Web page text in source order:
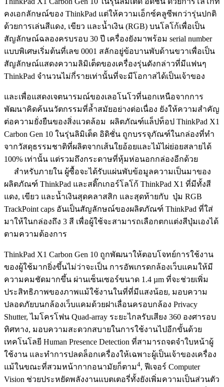
คงเอกลักษณ์ของ ThinkPad แต่ให้ความเอ็กซ์คลูซีพกว่ารุ่นปกติ
ด้วยการเล่นสีแดง, เขียว และน้ำเงิน (RGB) บนโลโก้เพื่อเป็น
สัญลักษณ์ฉลองครบรอบ 30 ปี เครื่องยังมาพร้อม serial number
แบบพิเศษเริ่มต้นที่เลข 0001 สลักอยู่ข้อบานพับด้านขวาเพื่อเป็น
สัญลักษณ์แสดงความลิมิเต็ดของเครื่องรุ่นดังกล่าวที่มีแฟนๆ
ThinkPad จำนวนไม่กี่รายเท่านั้นที่จะมีโอกาสได้เป็นเจ้าของ
และเพื่อแสดงเจตนารมณ์ของเลอโนโวที่นอกเหนือจากการ
พัฒนาคิดค้นนวัตกรรมที่ล้ำสมัยอย่างต่อเนื่อง ยังให้ความสำคัญ
ต่อความยั่งยืนของสิ่งแวดล้อม ผลิตภัณฑ์แล็ปท็อป ThinkPad X1
Carbon Gen 10 ในรุ่นลิมิเต็ด อิดิชั่น ถูกบรรจุภัณฑ์ในกล่องที่ทำ
จากวัสดุธรรมชาติที่ผลิตจากเส้นใยอ้อยและไม้ไผ่ย่อยสลายได้
100% เท่านั้น แต่รวมถึงกระดาษที่หุ้มห่อนอกกล่องอีกด้วย
สำหรับภายใน ผู้ซื้อจะได้รับแผ่นพับข้อมูลความเป็นมาของ
ผลิตภัณฑ์ ThinkPad และสติ๊กเกอร์โลโก้ ThinkPad X1 ที่มีทั้งสี
แดง, เขียว และน้ำเงินสุดคลาสสิก และสุดท้ายกับ ปุ่ม RGB
TrackPoint caps อันเป็นสัญลักษณ์ของผลิตภัณฑ์ ThinkPad ที่ใส่
มาให้ในกล่องถึง 3 สี เพื่อผู้ใช้จะสามารถเลือกตกแต่งสีปุ่มเองได้
ตามความต้องการ
ThinkPad X1 Carbon Gen 10 ถูกพัฒนาให้ตอบโจทย์การใช้งาน
ของผู้ใช้มากยิ่งขึ้นไม่ว่าจะเป็น การอัพเกรดกล้องเว็บแคมให้มี
ความคมชัดมากขึ้น ผ่านเซ็นเซอร์ขนาด 1.4 µm ที่จะช่วยเพิ่ม
ประสิทธิภาพของภาพแม้ใช้งานในที่ที่มีแสงน้อย, มอบความ
ปลอดภัยบนกล้องเว็บแคมด้วยฝาเลื่อนครอบกล้อง Privacy
Shutter, ไมโครโฟน Quad-array ระยะไกลรับเสียง 360 องศารอบ
ทิศทาง, มอบความสะดวกสบายในการใช้งานไปอีกขั้นด้วย
เทคโนโลยี Human Presence Detection ที่สามารถจดจำใบหน้าผู้
ใช้งาน และทำการปลดล็อกเครื่องให้เฉพาะผู้เป็นเจ้าของเครื่อง
แม้ในขณะที่สวมหน้ากากอนามัยก็ตาม4, ฟีเจอร์ Computer
Vision ช่วยประหยัดพลังงานแบตเตอรี่ทั้งยังเพิ่มความเป็นส่วนตัว